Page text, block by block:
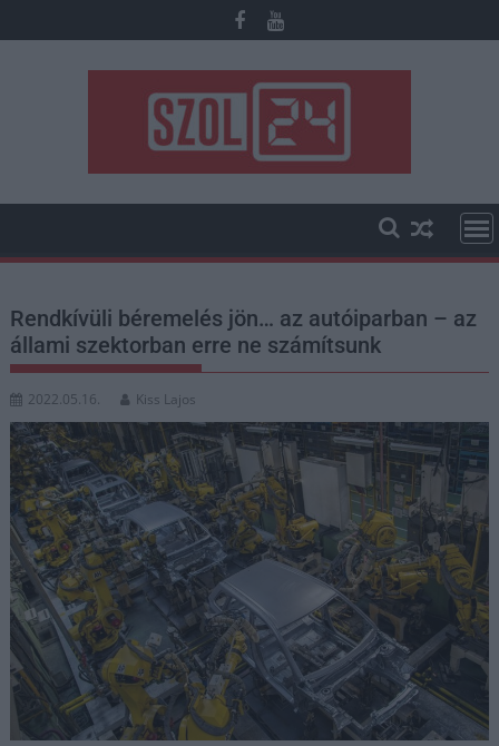
to
Rendkívüli béremelés jön… az autóiparban – az
állami szektorban erre ne számítsunk
2022.05.16. Kiss Lajos